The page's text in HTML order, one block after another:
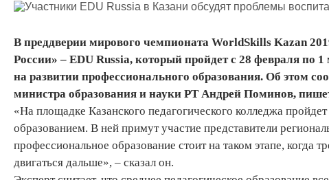
В преддверии мирового чемпионата WorldSkills Kazan
России» – EDU Russia, который пройдет с 28 февраля по
на развитии профессионального образования. Об этом
министра образования и науки РТ Андрей Поминов,
«На площадке Казанского педагогического колледжа
образованием. В ней примут участие представители
профессиональное образование стоит на таком этапе, когда
двигаться дальше», – сказал он.